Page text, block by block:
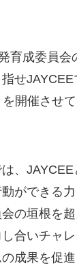
育成委員会
せ
開催させ
、
ができる
の垣根を
合いチャ
成果を促